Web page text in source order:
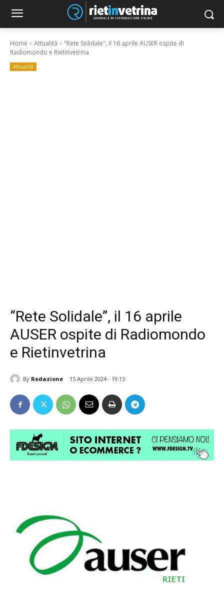
Home Attualità
"Rete Solidale", il 16 aprile AUSER ospite di
Radiomondo e Rietinvetrina
Attualità
“Rete Solidale”, il 16 aprile
AUSER ospite di Radiomondo
e Rietinvetrina
By Redazione 15 Aprile 2024 - 19:15